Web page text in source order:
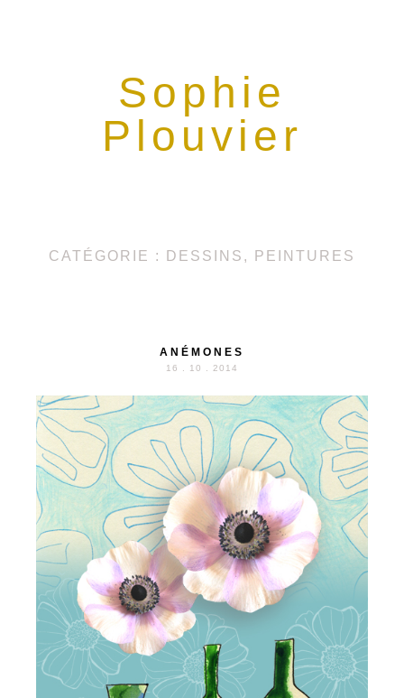
Sophie
Plouvier
CATÉGORIE : DESSINS, PEINTURES
ANÉMONES
16 . 10 . 2014